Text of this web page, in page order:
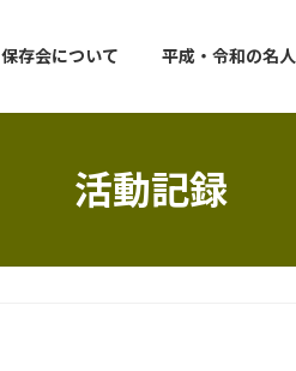
保存会について 平成・令和の名人
活動記録